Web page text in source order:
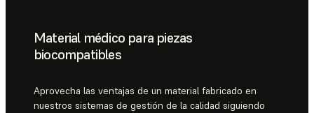
Material médico para piezas
biocompatibles
Aprovecha las ventajas de un material fabricado en
nuestros sistemas de gestión de la calidad siguiendo